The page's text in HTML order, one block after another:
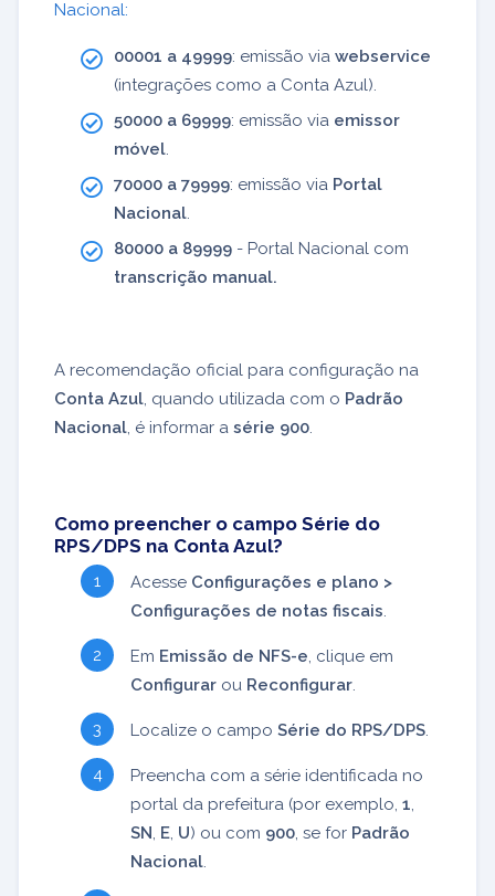
Nacional:
00001 a 49999: emissão via webservice
(integrações como a Conta Azul).
50000 a 69999: emissão via emissor
móvel.
70000 a 79999: emissão via Portal
Nacional.
80000 a 89999 - Portal Nacional com
transcrição manual.
A recomendação oficial para configuração na
Conta Azul, quando utilizada com o Padrão
Nacional, é informar a série 900.
Como preencher o campo Série do
RPS/DPS na Conta Azul?
Acesse Configurações e plano >
Configurações de notas fiscais.
Em Emissão de NFS-e, clique em
Configurar ou Reconfigurar.
Localize o campo Série do RPS/DPS.
Preencha com a série identificada no
portal da prefeitura (por exemplo, 1,
SN, E, U) ou com 900, se for Padrão
Nacional.